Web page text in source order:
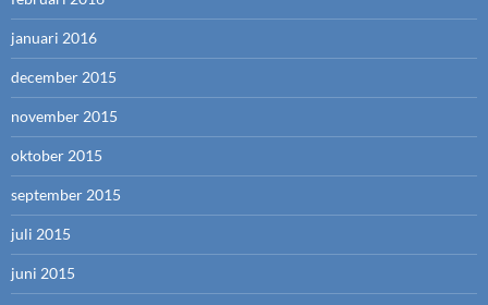
januari 2016
december 2015
november 2015
oktober 2015
september 2015
juli 2015
juni 2015